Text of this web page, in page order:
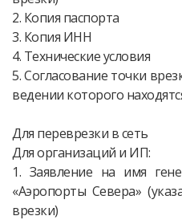
2. Копия паспорта
3. Копия ИНН
4. Технические условия
5. Согласование точки
ведении которого
Для переврезки в сеть
Для организаций и ИП:
1. Заявление на имя
«Аэропорты Севера»
врезки)